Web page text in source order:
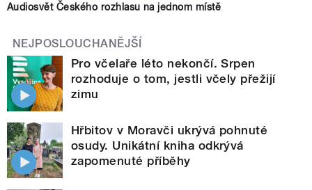
Audiosvět Českého rozhlasu na jednom místě
NEJPOSLOUCHANĚJŠÍ
Pro včelaře léto nekončí. Srpen
rozhoduje o tom, jestli včely přežijí
zimu
Hřbitov v Moravči ukrývá pohnuté
osudy. Unikátní kniha odkrývá
zapomenuté příběhy